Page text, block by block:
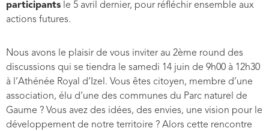
participants le 5 avril dernier, pour réfléchir ensemble aux
actions futures.
Nous avons le plaisir de vous inviter au 2ème round des
discussions qui se tiendra le samedi 14 juin de 9h00 à 12h30
à l’Athénée Royal d’Izel. Vous êtes citoyen, membre d’une
association, élu d’une des communes du Parc naturel de
Gaume ? Vous avez des idées, des envies, une vision pour le
développement de notre territoire ? Alors cette rencontre